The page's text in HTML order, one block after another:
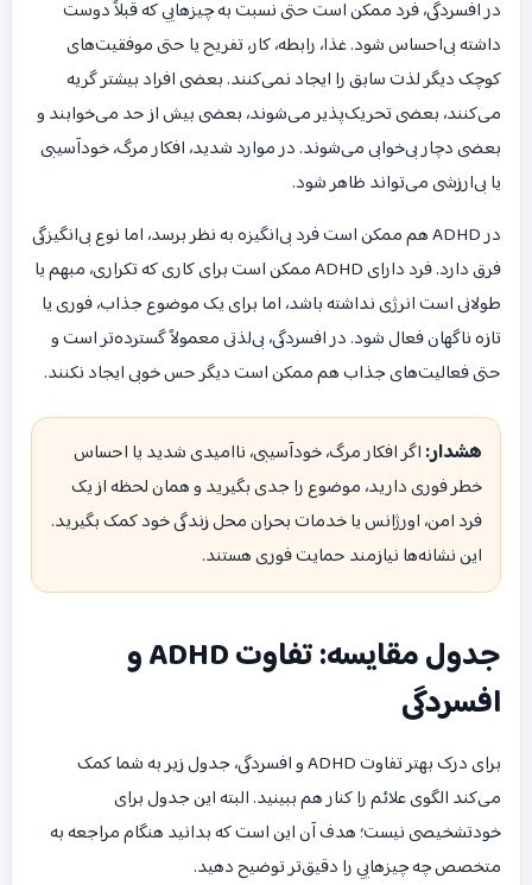
در افسردگی، فرد ممکن است حتی نسبت به چیزهایی که قبلاً دوست
داشته بی‌احساس شود. غذا، رابطه، کار، تفریح یا حتی موفقیت‌های
کوچک دیگر لذت سابق را ایجاد نمی‌کنند. بعضی افراد بیشتر گریه
می‌کنند، بعضی تحریک‌پذیر می‌شوند، بعضی بیش از حد می‌خوابند و
بعضی دچار بی‌خوابی می‌شوند. در موارد شدید، افکار مرگ، خودآسیبی
یا بی‌ارزشی می‌تواند ظاهر شود.
در ADHD هم ممکن است فرد بی‌انگیزه به نظر برسد، اما نوع بی‌انگیزگی
فرق دارد. فرد دارای ADHD ممکن است برای کاری که تکراری، مبهم یا
طولانی است انرژی نداشته باشد، اما برای یک موضوع جذاب، فوری یا
تازه ناگهان فعال شود. در افسردگی، بی‌لذتی معمولاً گسترده‌تر است و
حتی فعالیت‌های جذاب هم ممکن است دیگر حس خوبی ایجاد نکنند.
هشدار:اگر افکار مرگ، خودآسیبی، ناامیدی شدید یا احساس
خطر فوری دارید، موضوع را جدی بگیرید و همان لحظه از یک
فرد امن، اورژانس یا خدمات بحران محل زندگی خود کمک بگیرید.
این نشانه‌ها نیازمند حمایت فوری هستند.
جدول مقایسه: تفاوت ADHD و
افسردگی
برای درک بهتر تفاوت ADHD و افسردگی، جدول زیر به شما کمک
می‌کند الگوی علائم را کنار هم ببینید. البته این جدول برای
خودتشخیصی نیست؛ هدف آن این است که بدانید هنگام مراجعه به
متخصص چه چیزهایی را دقیق‌تر توضیح دهید.